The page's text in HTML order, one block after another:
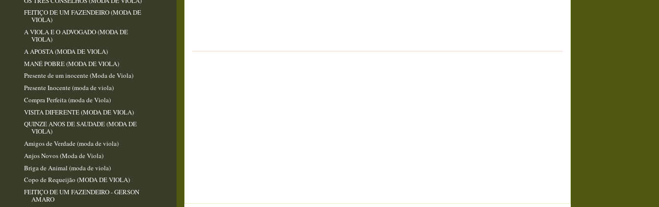
FEITIÇO DE UM FAZENDEIRO (MODA DE
VIOLA)
A VIOLA E O ADVOGADO (MODA DE
VIOLA)
A APOSTA (MODA DE VIOLA)
MANÉ POBRE (MODA DE VIOLA)
Presente de um inocente (Moda de Viola)
Presente Inocente (moda de viola)
Compra Perfeita (moda de Viola)
VISITA DIFERENTE (MODA DE VIOLA)
QUINZE ANOS DE SAUDADE (MODA DE
VIOLA)
Amigos de Verdade (moda de viola)
Anjos Novos (Moda de Viola)
Briga de Animal (moda de viola)
Copo de Requeijão (MODA DE VIOLA)
FEITIÇO DE UM FAZENDEIRO - GERSON
AMARO